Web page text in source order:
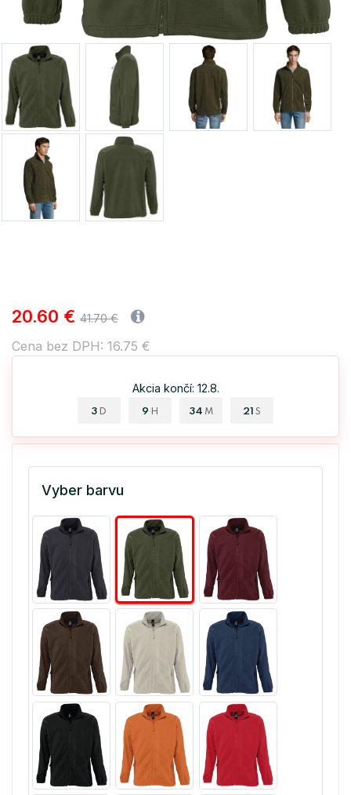
20.60 € 41.70 €
Cena bez DPH: 16.75 €
Akcia končí: 12.8.
3 D 9 H 34 M 21 S
Vyber barvu